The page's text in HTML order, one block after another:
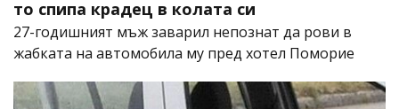
то спипа крадец в колата си
27-годишният мъж заварил непознат да рови в
жабката на автомобила му пред хотел Поморие